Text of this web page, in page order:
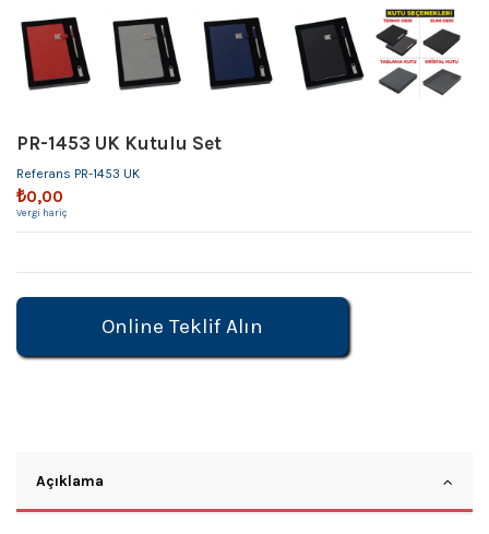
PR-1453 UK Kutulu Set
Referans PR-1453 UK
₺0,00
Vergi hariç
Online Teklif Alın
Açıklama